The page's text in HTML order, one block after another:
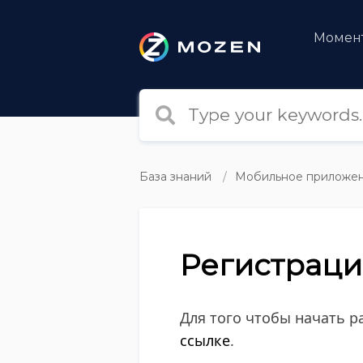
База знаний Мобильное
Для того чтобы начать
ссылке.